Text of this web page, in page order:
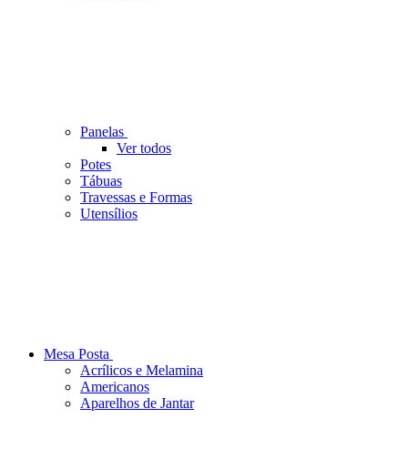
Panelas
Ver todos
Potes
Tábuas
Travessas e Formas
Utensílios
Mesa Posta
Acrílicos e Melamina
Americanos
Aparelhos de Jantar